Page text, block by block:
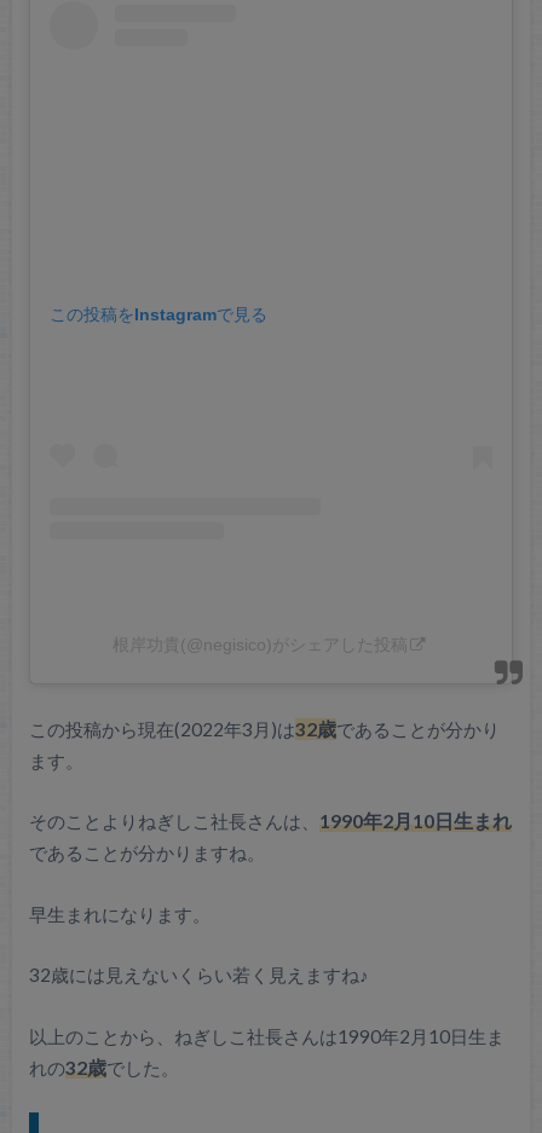
この投稿をInstagramで見る
根岸功貴(@negisico)がシェアした投稿
この投稿から現在(2022年3月)は32歳であることが分かり
ます。
そのことよりねぎしこ社長さんは、 1990年2月10日生まれ
であることが分かりますね。
早生まれになります。
32歳には見えないくらい若く見えますね♪
以上のことから、ねぎしこ社長さんは1990年2月10日生ま
れの32歳でした。